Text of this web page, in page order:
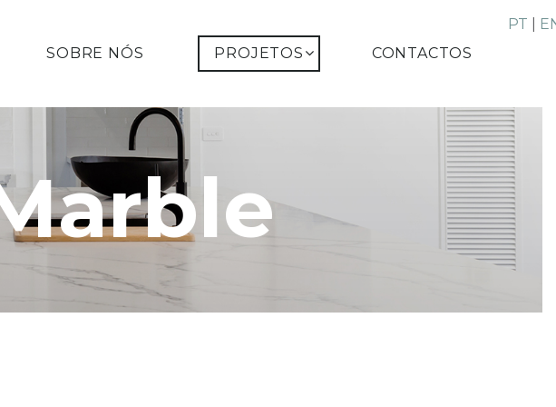
PT
SOBRE NÓS PROJETOS CONTACTOS